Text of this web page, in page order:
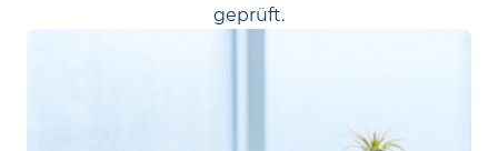
geprüft.